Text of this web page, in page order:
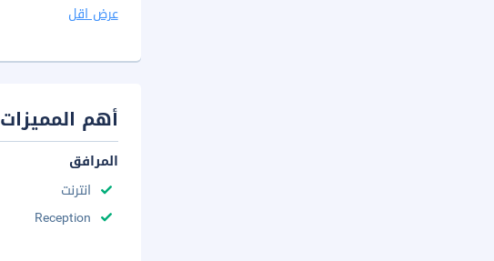
عرض اقل
أهم المميزات
المرافق
انترنت
Reception